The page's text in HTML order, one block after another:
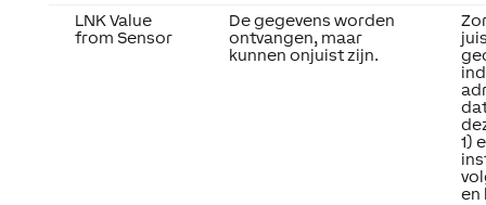
LNK Value
from Sensor
De gegevens worden
ontvangen, maar
kunnen onjuist zijn.
1)
en